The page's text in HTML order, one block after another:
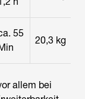
55
20,3 kg
allem bei